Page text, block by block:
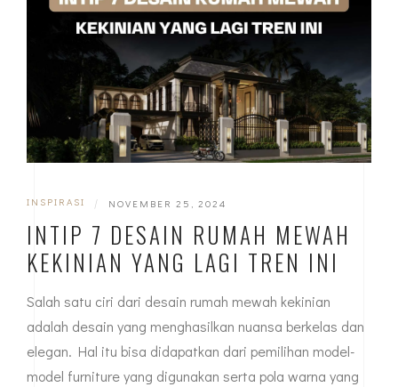
INSPIRASI | NOVEMBER 25, 2024
INTIP 7 DESAIN RUMAH MEWAH
KEKINIAN YANG LAGI TREN INI
Salah satu ciri dari desain rumah mewah kekinian
adalah desain yang menghasilkan nuansa berkelas dan
elegan. Hal itu bisa didapatkan dari pemilihan model-
model furniture yang digunakan serta pola warna yang